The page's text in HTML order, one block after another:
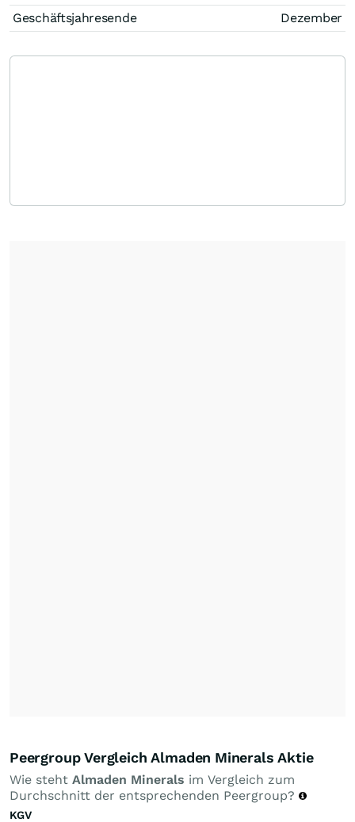
Geschäftsjahresende
Dezember
Peergroup Vergleich Almaden Minerals Aktie
Wie steht Almaden Minerals im Vergleich zum
Durchschnitt der entsprechenden Peergroup?
KGV